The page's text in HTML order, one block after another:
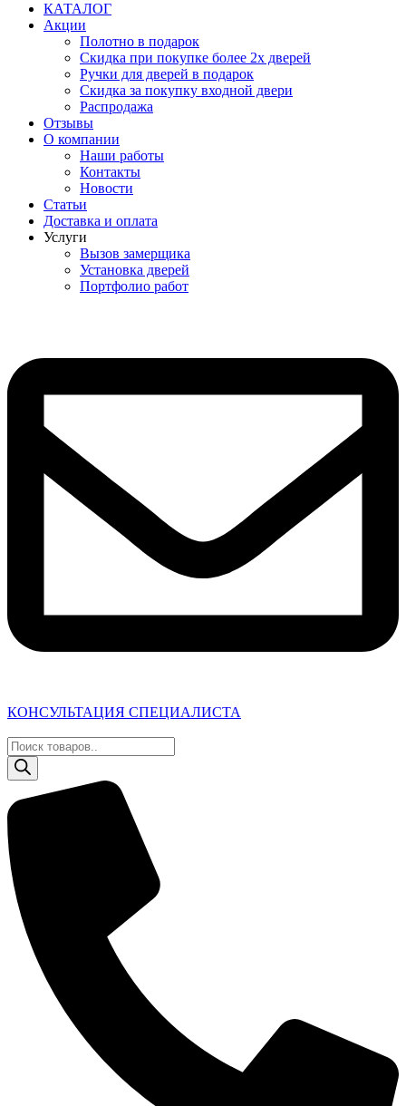
КАТАЛОГ
Акции
Полотно в подарок
Скидка при покупке более 2х дверей
Ручки для дверей в подарок
Скидка за покупку входной двери
Распродажа
Отзывы
О компании
Наши работы
Контакты
Новости
Статьи
Доставка и оплата
Услуги
Вызов замерщика
Установка дверей
Портфолио работ
КОНСУЛЬТАЦИЯ СПЕЦИАЛИСТА
Поиск
товаров